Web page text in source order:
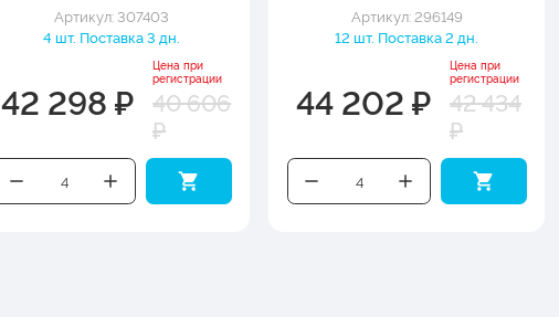
Артикул: 307403
4 шт. Поставка 3 дн.
42 298 ₽
Цена при
регистрации
40 606
₽
Артикул: 296149
12 шт. Поставка 2 дн.
44 202 ₽
Цена при
регистрации
42 434
₽